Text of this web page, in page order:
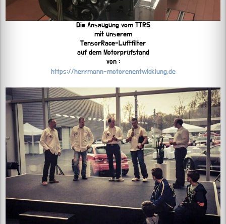
Die Ansaugung vom TTRS
mit unserem
TensorRace-Luftfilter
auf dem Motorprüfstand
von :
https://herrmann-motorenentwicklung.de